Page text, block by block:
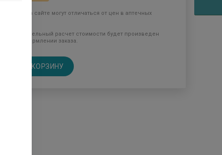
Цены на сайте могут отличаться от цен в аптечных
Окончательный расчет стоимости будет произведен
при оформлении заказа.
В КОРЗИНУ